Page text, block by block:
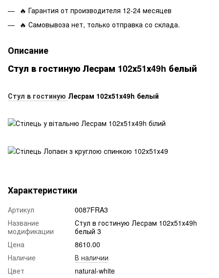
🔥 Гарантия от производителя 12-24 месяцев
🔥 Самовывоза нет, только отправка со склада.
Описание
Стул в гостиную Лесрам 102х51х49h белый
Стул в гостиную Лесрам 102х51х49h белый
Характеристики
Артикул
0087FRA3
Название
модификации
Стул в гостиную Лесрам 102х51х49h
белый 3
Цена
8610.00
Наличие
В наличии
Цвет
natural-white